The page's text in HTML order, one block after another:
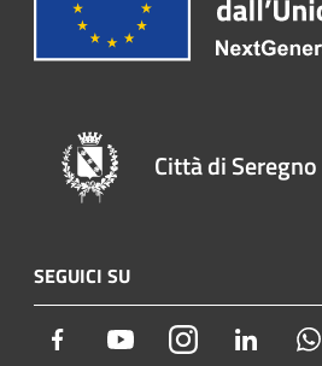
Città di Seregno
SEGUICI SU
Facebook YoutubeInstagram LinkedIn